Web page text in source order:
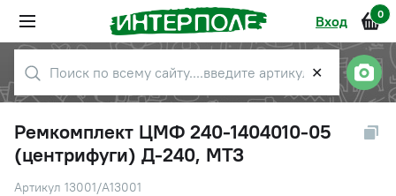
Вход 0
✕
Ремкомплект ЦМФ 240-1404010-05
(центрифуги) Д-240, МТЗ
Артикул 13001/А13001